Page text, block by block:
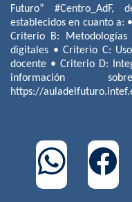
Futuro” #Centro_AdF,
establecidos en cuanto a:
Criterio B:
digitales • Criterio C:
docente • Criterio D:
información
https://